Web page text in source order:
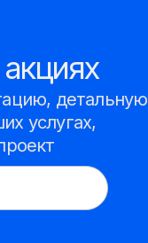
детальную
услугах,